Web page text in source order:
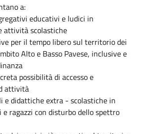
a:
educativi e ludici in
attività scolastiche
per il tempo libero sul territorio dei
Alto e Basso Pavese, inclusive e
possibilità di accesso e
attività
e didattiche extra - scolastiche in
ragazzi con disturbo dello spettro